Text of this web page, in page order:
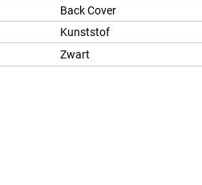
Back Cover
Kunststof
Zwart